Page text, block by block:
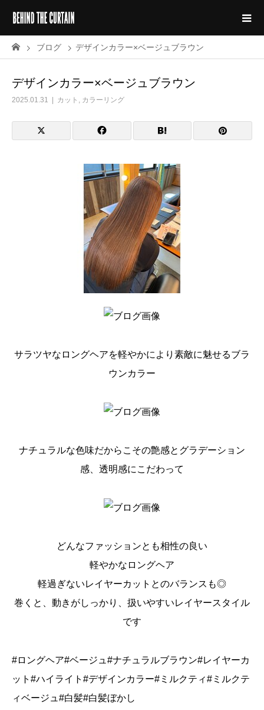
ブログ デザインカラー×ベージュブラウン
デザインカラー×ベージュブラウン
2025.01.31 カット , カラーリング
サラツヤなロングヘアを軽やかにより素敵に魅せるブラ
ウンカラー
ナチュラルな色味だからこその艶感とグラデーション
感、透明感にこだわって
どんなファッションとも相性の良い
軽やかなロングヘア
軽過ぎないレイヤーカットとのバランスも◎
巻くと、動きがしっかり、扱いやすいレイヤースタイル
です
#ロングヘア#ベージュ#ナチュラルブラウン#レイヤーカ
ット#ハイライト#デザインカラー#ミルクティ#ミルクテ
ィベージュ#白髪#白髪ぼかし